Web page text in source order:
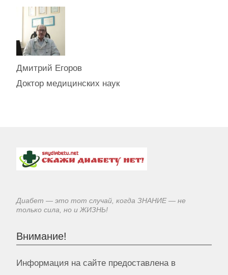
Дмитрий Егоров
Доктор медицинских наук
Диабет — это тот случай, когда ЗНАНИЕ — не
только сила, но и ЖИЗНЬ!
Внимание!
Информация на сайте предоставлена в